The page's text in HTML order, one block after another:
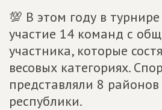
💯 В этом году в
участие 14 команд с
участника, которые
весовых категориях.
представляли 8
республики.